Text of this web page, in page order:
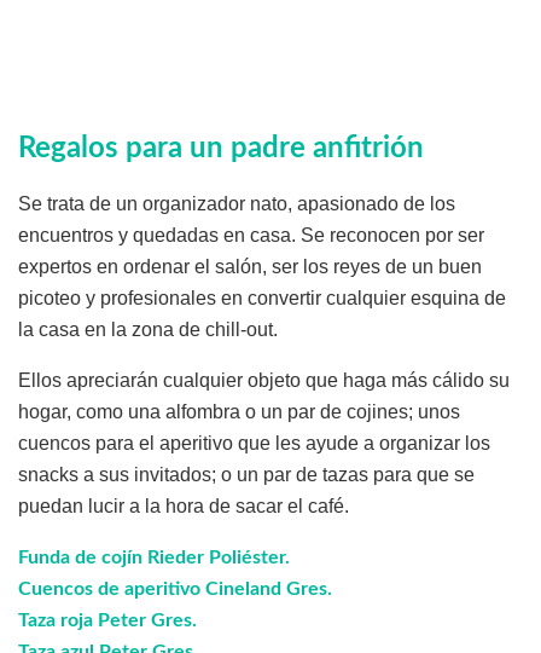
Regalos para un padre anfitrión
Se trata de un organizador nato, apasionado de los
encuentros y quedadas en casa. Se reconocen por ser
expertos en ordenar el salón, ser los reyes de un buen
picoteo y profesionales en convertir cualquier esquina de
la casa en la zona de chill-out.
Ellos apreciarán cualquier objeto que haga más cálido su
hogar, como una alfombra o un par de cojines; unos
cuencos para el aperitivo que les ayude a organizar los
snacks a sus invitados; o un par de tazas para que se
puedan lucir a la hora de sacar el café.
Funda de cojín Rieder Poliéster.
Cuencos de aperitivo Cineland Gres.
Taza roja Peter Gres.